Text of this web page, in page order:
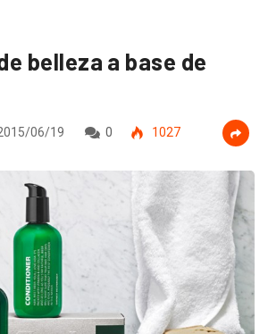
belleza a base de
06/19 0 1027